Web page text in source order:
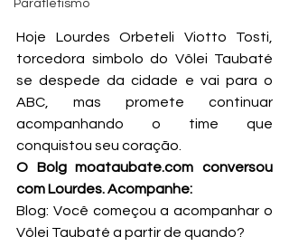
Paratletismo
Hoje Lourdes Orbeteli Viotto Tosti,
torcedora simbolo do Vôlei Taubaté
se despede da cidade e vai para o
ABC, mas promete continuar
acompanhando o time que
conquistou seu coração.
O Bolg moataubate.com conversou
com Lourdes. Acompanhe:
Blog: Você começou a acompanhar o
Vôlei Taubaté a partir de quando?